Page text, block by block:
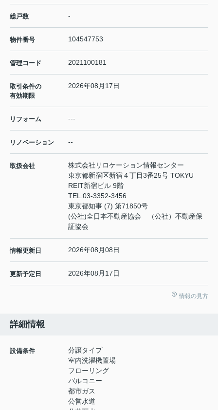
総戸数 -
物件番号 104547753
管理コード 2021100181
取引条件の
有効期限
2026年08月17日
リフォーム ---
リノベーション --
取扱会社
株式会社リロケーション情報センター
東京都新宿区新宿４丁目3番25号 TOKYU
REIT新宿ビル 9階
TEL:03-3352-3456
東京都知事 (7) 第71850号
(公社)全日本不動産協会 （公社）不動産保
証協会
情報更新日 2026年08月08日
更新予定日 2026年08月17日
情報の見方
詳細情報
設備条件
分譲タイプ
室内洗濯機置場
フローリング
バルコニー
都市ガス
公営水道